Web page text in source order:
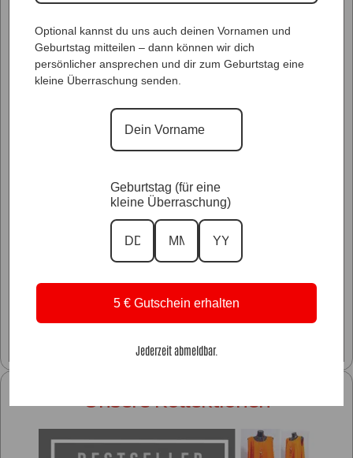
Glitzer Styles
Unsere Kollektionen
Optional kannst du uns auch deinen Vornamen und
Geburtstag mitteilen – dann können wir dich
persönlicher ansprechen und dir zum Geburtstag eine
kleine Überraschung senden.
Geburtstag (für eine
kleine Überraschung)
5 € Gutschein erhalten
Jederzeit abmeldbar.